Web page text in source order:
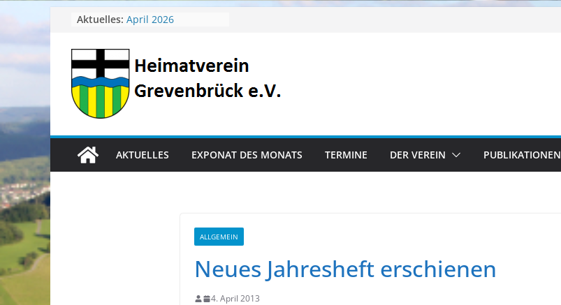
springen
Aktuelles: April 2026
Juni 2026
Mai 2026
Heimatverein aktuell
AKTUELLES EXPONAT DES MONATS TERMINE DER VEREIN PUBLIKATIONEN
ALLGEMEIN
Neues Jahresheft erschienen
4. April 2013